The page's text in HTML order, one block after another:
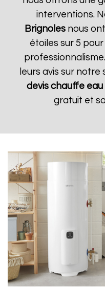
interventions.
Brignoles nous
étoiles sur 5
leurs avis sur
devis chauffe
gratuit et